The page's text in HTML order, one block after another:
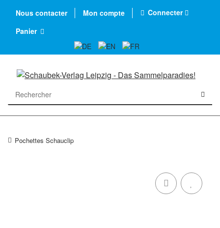
Nous contacter Mon compte
Connecter
Panier
Pochettes Schauclip